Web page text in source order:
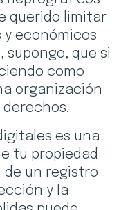
querido limitar
y económicos
supongo, que si
como
organización
es una
tu propiedad
un registro
y la